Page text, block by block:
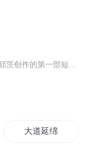
大道延绵